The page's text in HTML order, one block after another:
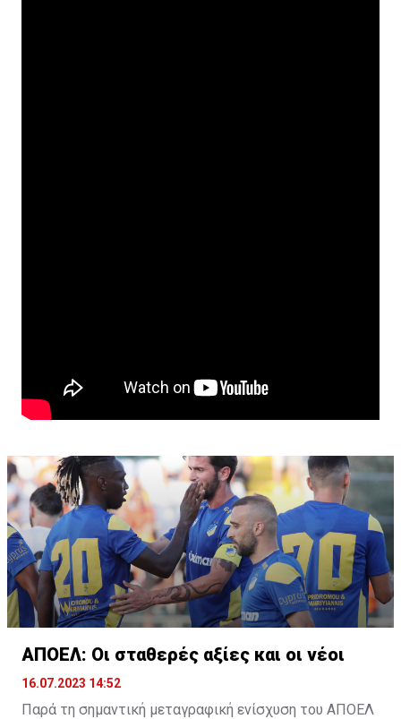
ΑΠΟΕΛ: Οι σταθερές αξίες και οι νέοι
16.07.2023 14:52
Παρά τη σημαντική μεταγραφική ενίσχυση του ΑΠΟΕΛ